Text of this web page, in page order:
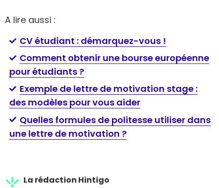
A lire aussi :
CV étudiant : démarquez-vous !
Comment obtenir une bourse européenne
pour étudiants ?
Exemple de lettre de motivation stage :
des modèles pour vous aider
Quelles formules de politesse utiliser dans
une lettre de motivation ?
La rédaction Hintigo